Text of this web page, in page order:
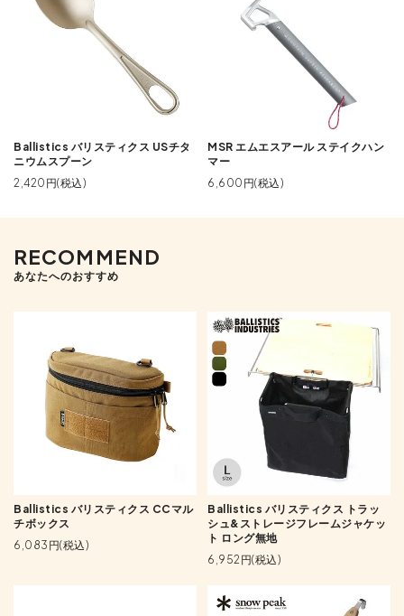
Ballistics バリスティクス USチタ
ニウムスプーン
2,420円(税込)
MSR エムエスアール ステイクハン
マー
6,600円(税込)
RECOMMEND
あなたへのおすすめ
Ballistics バリスティクス CCマル
チボックス
6,083円(税込)
Ballistics バリスティクス トラッ
シュ&ストレージフレームジャケッ
ト ロング無地
6,952円(税込)